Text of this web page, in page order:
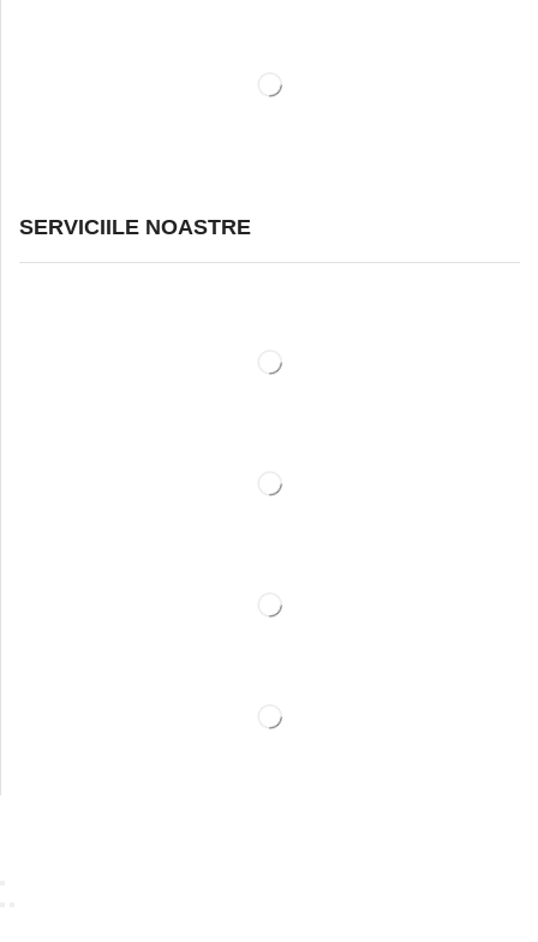
SERVICIILE NOASTRE